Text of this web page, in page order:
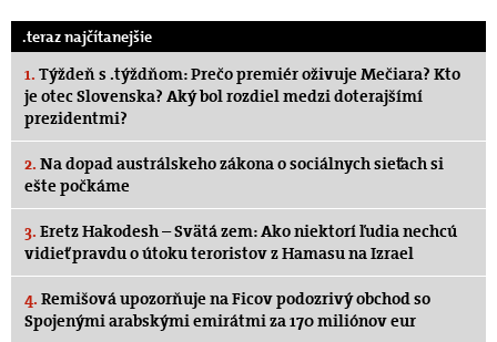
.teraz najčítanejšie
1. Týždeň s .týždňom: Prečo premiér oživuje Mečiara? Kto
je otec Slovenska? Aký bol rozdiel medzi doterajšímí
prezidentmi?
2. Na dopad austrálskeho zákona o sociálnych sieťach si
ešte počkáme
3. Eretz Hakodesh – Svätá zem: Ako niektorí ľudia nechcú
vidieť pravdu o útoku teroristov z Hamasu na Izrael
4. Remišová upozorňuje na Ficov podozrivý obchod so
Spojenými arabskými emirátmi za 170 miliónov eur